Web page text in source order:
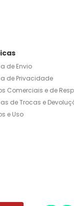
de Envio
de Privacidade
Comerciais e de
de Trocas e
e Uso